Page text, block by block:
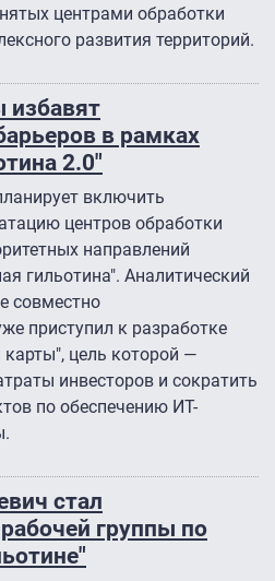
центрами обработки
развития территорий.
в рамках
2.0″
включить
центров обработки
направлений
гильотина″. Аналитический
совместно
приступил к разработке
цель которой —
инвесторов и сократить
по обеспечению ИТ-
стал
группы по